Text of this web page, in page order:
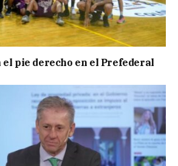
el pie derecho en el Prefederal